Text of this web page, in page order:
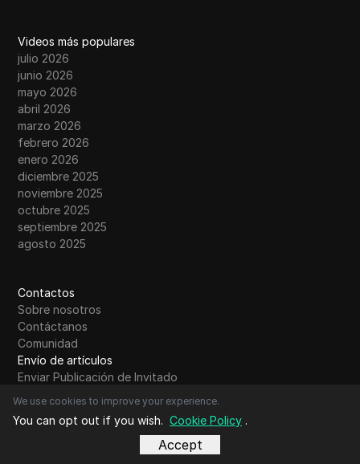
Videos más populares
julio 2026
junio 2026
mayo 2026
abril 2026
marzo 2026
febrero 2026
enero 2026
diciembre 2025
noviembre 2025
octubre 2025
septiembre 2025
agosto 2025
Contactos
Sobre nosotros
Contáctanos
Comunidad
Envío de artículos
Enviar Publicación de Invitado
Compartir cuenta
We use cookies to improve your experience.
You can opt out if you wish. Cookie Policy .
Accept